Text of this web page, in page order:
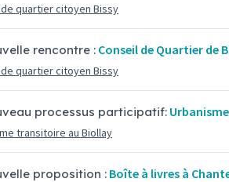
quartier citoyen Bissy
rencontre : Conseil de Quartier de
quartier citoyen Bissy
processus participatif:
transitoire au Biollay
proposition : Boîte à livres à